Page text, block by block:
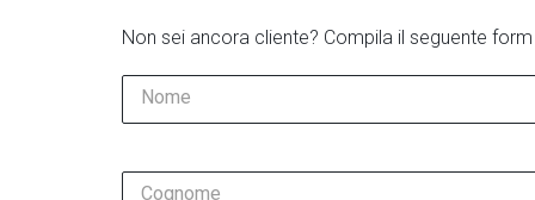
Non sei ancora cliente? Compila il seguente form
Nome
Cognome